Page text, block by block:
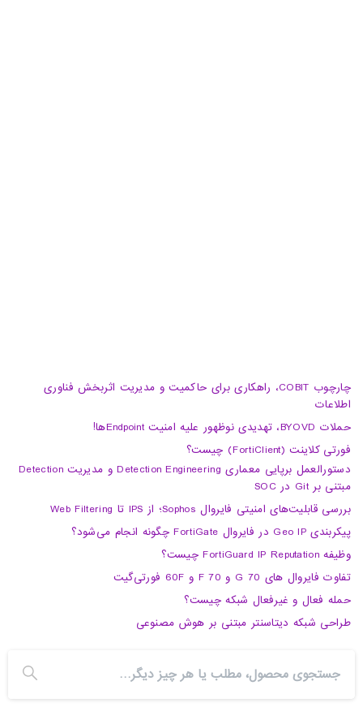
چارچوب COBIT، راهکاری برای حاکمیت و مدیریت اثربخش فناوری
اطلاعات
حملات BYOVD، تهدیدی نوظهور علیه امنیت Endpointها!
فورتی کلاینت (FortiClient) چیست؟
دستورالعمل برپایی معماری Detection Engineering و مدیریت Detection
مبتنی بر Git در SOC
بررسی قابلیت‌های امنیتی فایروال Sophos؛ از IPS تا Web Filtering
پیکربندی Geo IP در فایروال FortiGate چگونه انجام می‌شود؟
وظیفه FortiGuard IP Reputation چیست؟
تفاوت فایروال های 70 G و 70 F و 60F فورتی‌گیت
حمله فعال و غیرفعال شبکه چیست؟
طراحی شبکه دیتاسنتر مبتنی بر هوش مصنوعی